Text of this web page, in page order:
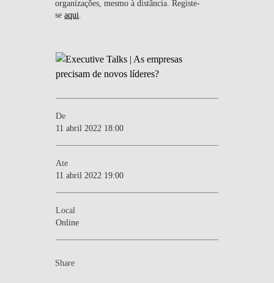
organizações, mesmo à distância. Registe-
seaqui
De
11 abril 2022 18:00
Ate
11 abril 2022 19:00
Local
Online
Share